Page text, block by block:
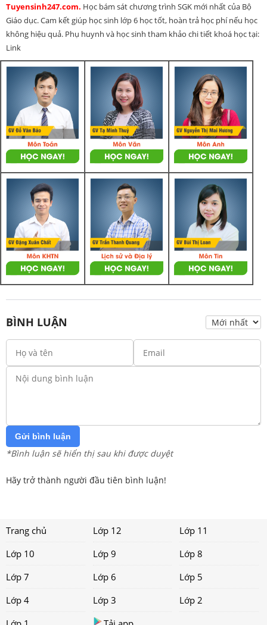
Tuyensinh247.com. Học bám sát chương trình SGK mới nhất của Bộ
Giáo dục. Cam kết giúp học sinh lớp 6 học tốt, hoàn trả học phí nếu học
không hiệu quả. Phụ huynh và học sinh tham khảo chi tiết khoá học tại:
Link
BÌNH LUẬN
Gửi bình luận
*Bình luận sẽ hiển thị sau khi được duyệt
Hãy trở thành người đầu tiên bình luận!
Trang chủ Lớp 12
Lớp 11
Lớp 10
Lớp 9
Lớp 8
Lớp 7
Lớp 6
Lớp 5
Lớp 4
Lớp 3
Lớp 2